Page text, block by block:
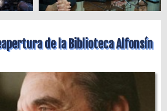
de la Biblioteca Alfonsín